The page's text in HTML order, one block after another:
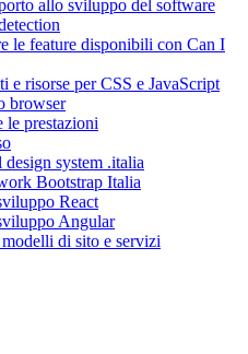
allo sviluppo del software
le feature disponibili con Can I
e risorse per CSS e JavaScript
browser
le prestazioni
system .italia
Bootstrap Italia
React
Angular
di sito e servizi